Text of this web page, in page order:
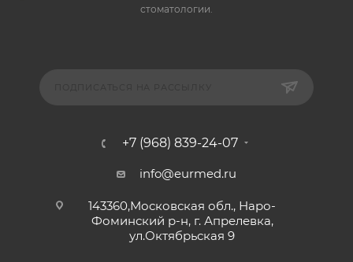
стоматологии.
+7 (968) 839-24-07
info@eurmed.ru
143360,Московская обл., Наро-
Фоминский р-н, г. Апрелевка,
ул.Октябрьская 9